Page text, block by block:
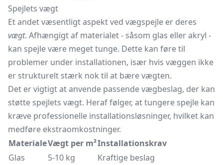
Spejlets vægt
Et andet væsentligt aspekt ved vægspejle er deres
vægt. Afhængigt af materialet - såsom glas eller akryl -
kan spejle være meget tunge. Dette kan føre til
problemer under installationen, især hvis væggen ikke
er strukturelt stærk nok til at bære vægten.
Det er vigtigt at anvende passende vægbeslag, der kan
støtte spejlets vægt. Heraf følger, at tungere spejle kan
kræve professionelle installationsløsninger, hvilket kan
medføre ekstraomkostninger.
MaterialeVægt per m²Installationskrav
Glas
5-10 kg
Kraftige beslag